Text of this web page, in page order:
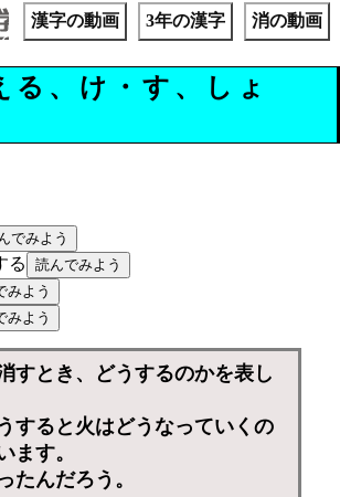
漢字の動画 3年の漢字 消の動画
る、け・す、しょ
る
すとき、どうするのかを表し
すると火はどうなっていくの
ます。
たんだろう。